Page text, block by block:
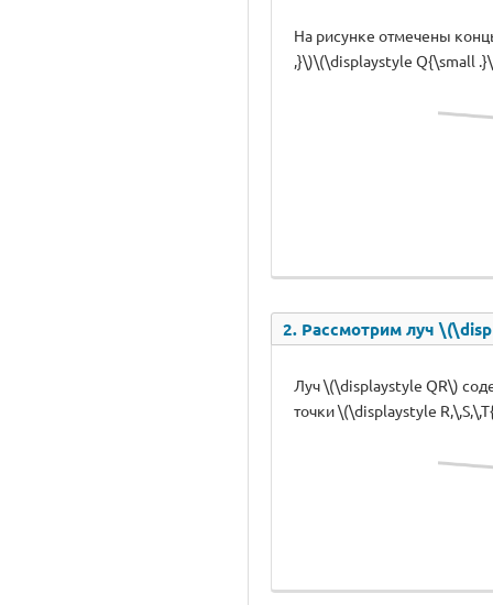
На рисунке отмечены
,}\)\(\displaystyle Q{\small
2. Рассмотрим луч
Луч \(\displaystyle QR\)
точки \(\displaystyle